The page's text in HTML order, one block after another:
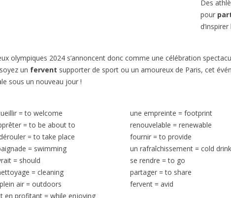
Des
pour
olympiques 2024 s’annoncent donc comme une célébration
un fervent supporter de sport ou un amoureux de Paris, cet
sous un nouveau jour !
= to welcome
= to be about to
= to take place
= swimming
= should
= cleaning
air = outdoors
en profitant = while enjoying
une empreinte = footprint
renouvelable = renewable
fournir = to provide
un rafraîchissement = cold drink
se rendre = to go
partager = to share
fervent = avid